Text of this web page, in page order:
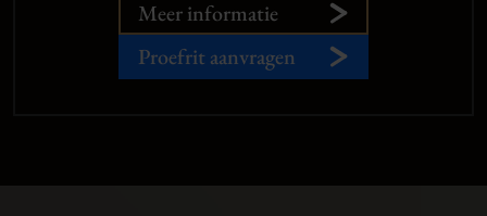
Meer informatie
Proefrit aanvragen